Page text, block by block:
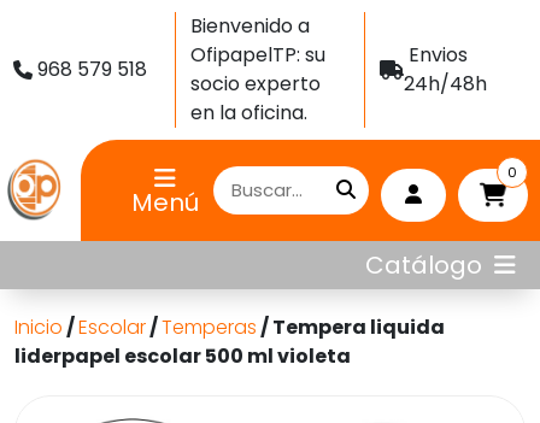
968 579 518
Bienvenido a
OfipapelTP: su
socio experto
en la oficina.
Envios
24h/48h
Menú
0
Catálogo
Inicio/Escolar/Temperas/ Tempera liquida
liderpapel escolar 500 ml violeta